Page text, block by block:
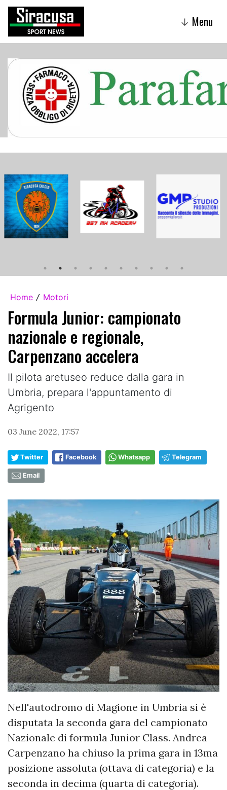
↓ Menu
Home / Motori
Formula Junior: campionato
nazionale e regionale,
Carpenzano accelera
Il pilota aretuseo reduce dalla gara in
Umbria, prepara l'appuntamento di
Agrigento
03 June 2022, 17:57
Twitter Facebook Whatsapp Telegram
Email
Nell'autodromo di Magione in Umbria si è
disputata la seconda gara del campionato
Nazionale di formula Junior Class. Andrea
Carpenzano ha chiuso la prima gara in 13ma
posizione assoluta (ottava di categoria) e la
seconda in decima (quarta di categoria).